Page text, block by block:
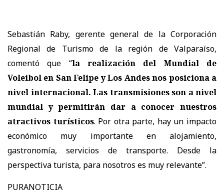
Sebastián Raby, gerente general de la Corporación
Regional de Turismo de la región de Valparaíso,
comentó que “la realización del Mundial de
Voleibol en San Felipe y Los Andes nos posiciona a
nivel internacional. Las transmisiones son a nivel
mundial y permitirán dar a conocer nuestros
atractivos turísticos. Por otra parte, hay un impacto
económico muy importante en alojamiento,
gastronomía, servicios de transporte. Desde la
perspectiva turista, para nosotros es muy relevante”.
PURANOTICIA